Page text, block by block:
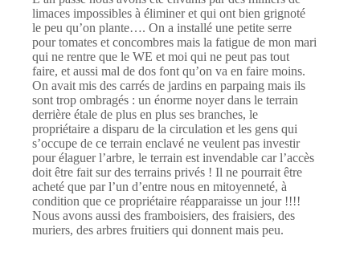
limaces impossibles à éliminer et qui ont bien grignoté
le peu qu’on plante…. On a installé une petite serre
pour tomates et concombres mais la fatigue de mon mari
qui ne rentre que le WE et moi qui ne peut pas tout
faire, et aussi mal de dos font qu’on va en faire moins.
On avait mis des carrés de jardins en parpaing mais ils
sont trop ombragés : un énorme noyer dans le terrain
derrière étale de plus en plus ses branches, le
propriétaire a disparu de la circulation et les gens qui
s’occupe de ce terrain enclavé ne veulent pas investir
pour élaguer l’arbre, le terrain est invendable car l’accès
doit être fait sur des terrains privés ! Il ne pourrait être
acheté que par l’un d’entre nous en mitoyenneté, à
condition que ce propriétaire réapparaisse un jour !!!!
Nous avons aussi des framboisiers, des fraisiers, des
muriers, des arbres fruitiers qui donnent mais peu.